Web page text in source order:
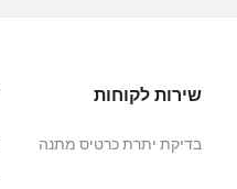
שירות לקוחות
בדיקת יתרת כרטיס מתנה